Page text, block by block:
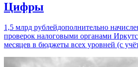
Цифры
1,5 млрд рублейдополнительно
проверок налоговыми органами
месяцев в бюджеты всех уровней (с